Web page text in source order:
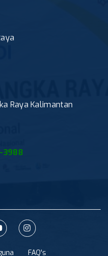
Raya Kalimantan
3988
FAQ's